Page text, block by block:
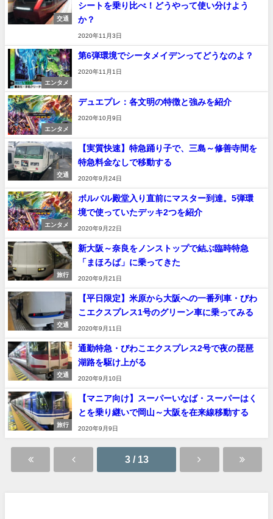
交通
シートを乗り比べ！どうやって使い分けよう
か？
2020年11月3日
エンタメ
第6弾環境でシータメイデンってどうなのよ？
2020年11月1日
エンタメ
デュエプレ：各文明の特徴と強みを紹介
2020年10月9日
交通
【実質快速】特急踊り子で、三島～修善寺間を
特急料金なしで移動する
2020年9月24日
エンタメ
ボルバル殿堂入り直前にマスター到達。5弾環
境で使っていたデッキ2つを紹介
2020年9月22日
旅行
新大阪～奈良をノンストップで結ぶ臨時特急
「まほろば」に乗ってきた
2020年9月21日
交通
【平日限定】米原から大阪への一番列車・びわ
こエクスプレス1号のグリーン車に乗ってみる
2020年9月11日
交通
通勤特急・びわこエクスプレス2号で夜の琵琶
湖路を駆け上がる
2020年9月10日
旅行
【マニア向け】スーパーいなば・スーパーはく
とを乗り継いで岡山～大阪を在来線移動する
2020年9月9日
3 / 13